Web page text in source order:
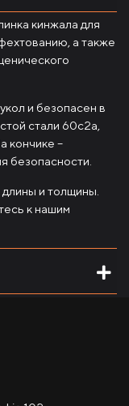
кинжала для
а также
и безопасен в
стали 60с2а,
кончике –
безопасности.
и толщины.
к нашим